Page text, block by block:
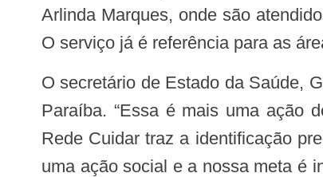
Arlinda Marques, onde são
O serviço já é referência para as
O secretário de Estado da Saúde, Geraldo Medeiros, afirmou que a Rede Cuidar traz grandes benefícios à população infantil da
Paraíba. “Essa é mais uma ação
Rede Cuidar traz a identificação
uma ação social e a nossa meta é